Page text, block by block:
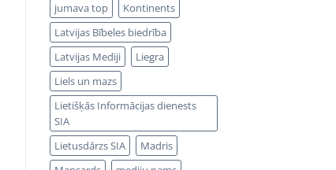
jumava top
Kontinents
Latvijas Bībeles biedrība
Latvijas Mediji
Liegra
Liels un mazs
Lietišķās Informācijas dienests
SIA
Lietusdārzs SIA
Madris